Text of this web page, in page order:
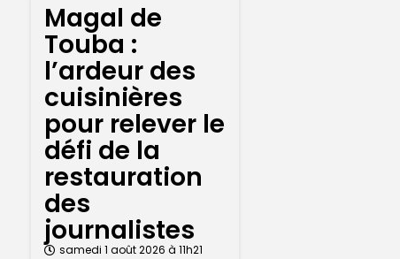
Magal de
Touba :
l’ardeur des
cuisinières
pour relever le
défi de la
restauration
des
journalistes
samedi 1 août 2026 à 11h21